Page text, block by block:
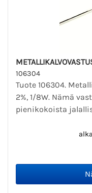
106304
Tuote 106304.
2%, 1/8W. Nämä
pienikokoista